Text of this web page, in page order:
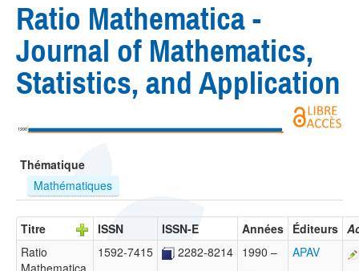
Recherche
avancée
Ratio Mathematica -
Journal of Mathematics,
Statistics, and Application
1990
Thématique
Mathématiques
Titre ISSN ISSN-E Années Éditeurs
Ratio
1592-7415 2282-8214 1990 –
APAV